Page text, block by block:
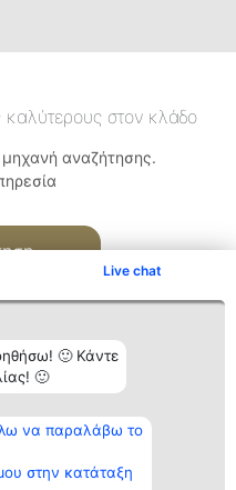
Live chat
🙂 Κάντε
🙂
να παραλάβω το
στην κατάταξη
καλύτερους στον κλάδο
μηχανή αναζήτησης.
Επικοινωνία
Επικοινωνία